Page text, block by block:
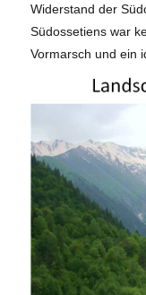
Widerstand der
Südossetiens war
Vormarsch und ein